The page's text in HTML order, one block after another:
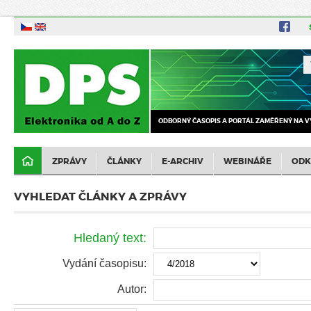
ODBORNÝ ČASOPIS A PORTÁL ZAMĚŘENÝ NA
ZPRÁVY ČLÁNKY E-ARCHIV WEBINÁŘE
VYHLEDAT ČLÁNKY A ZPRÁVY
Hledaný text:
Vydání časopisu:
Autor: